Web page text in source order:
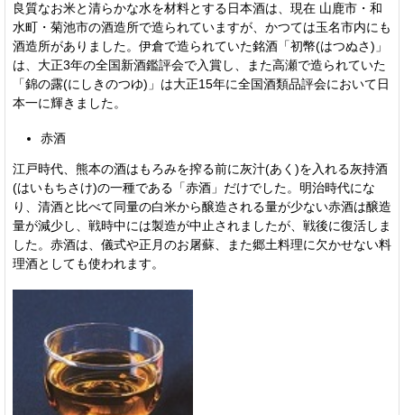
良質なお米と清らかな水を材料とする日本酒は、現在 山鹿市・和
水町・菊池市の酒造所で造られていますが、かつては玉名市内にも
酒造所がありました。伊倉で造られていた銘酒「初幣(はつぬさ)」
は、大正3年の全国新酒鑑評会で入賞し、また高瀬で造られていた
「錦の露(にしきのつゆ)」は大正15年に全国酒類品評会において日
本一に輝きました。
赤酒
江戸時代、熊本の酒はもろみを搾る前に灰汁(あく)を入れる灰持酒
(はいもちさけ)の一種である「赤酒」だけでした。明治時代にな
り、清酒と比べて同量の白米から醸造される量が少ない赤酒は醸造
量が減少し、戦時中には製造が中止されましたが、戦後に復活しま
した。赤酒は、儀式や正月のお屠蘇、また郷土料理に欠かせない料
理酒としても使われます。